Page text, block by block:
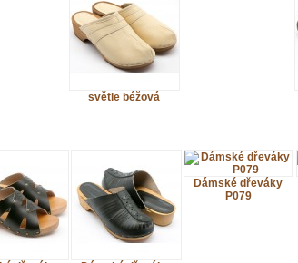
světle béžová
Dámské dřeváky
P079